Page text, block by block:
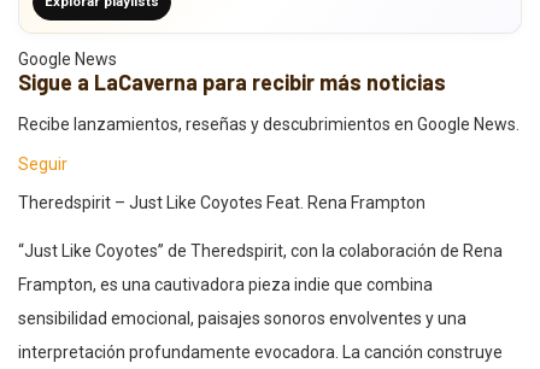
Google News
Sigue a LaCaverna para recibir más noticias
Recibe lanzamientos, reseñas y descubrimientos en Google News.
Seguir
Theredspirit – Just Like Coyotes Feat. Rena Frampton
“Just Like Coyotes” de Theredspirit, con la colaboración de Rena
Frampton, es una cautivadora pieza indie que combina
sensibilidad emocional, paisajes sonoros envolventes y una
interpretación profundamente evocadora. La canción construye